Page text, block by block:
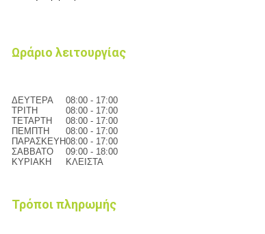
Ωράριο λειτουργίας
ΔΕΥΤΕΡΑ
08:00 - 17:00
ΤΡΙΤΗ
08:00 - 17:00
ΤΕΤΑΡΤΗ
08:00 - 17:00
ΠΕΜΠΤΗ
08:00 - 17:00
ΠΑΡΑΣΚΕΥΗ08:00 - 17:00
ΣΑΒΒΑΤΟ
09:00 - 18:00
ΚΥΡΙΑΚΗ
ΚΛΕΙΣΤΑ
Τρόποι πληρωμής